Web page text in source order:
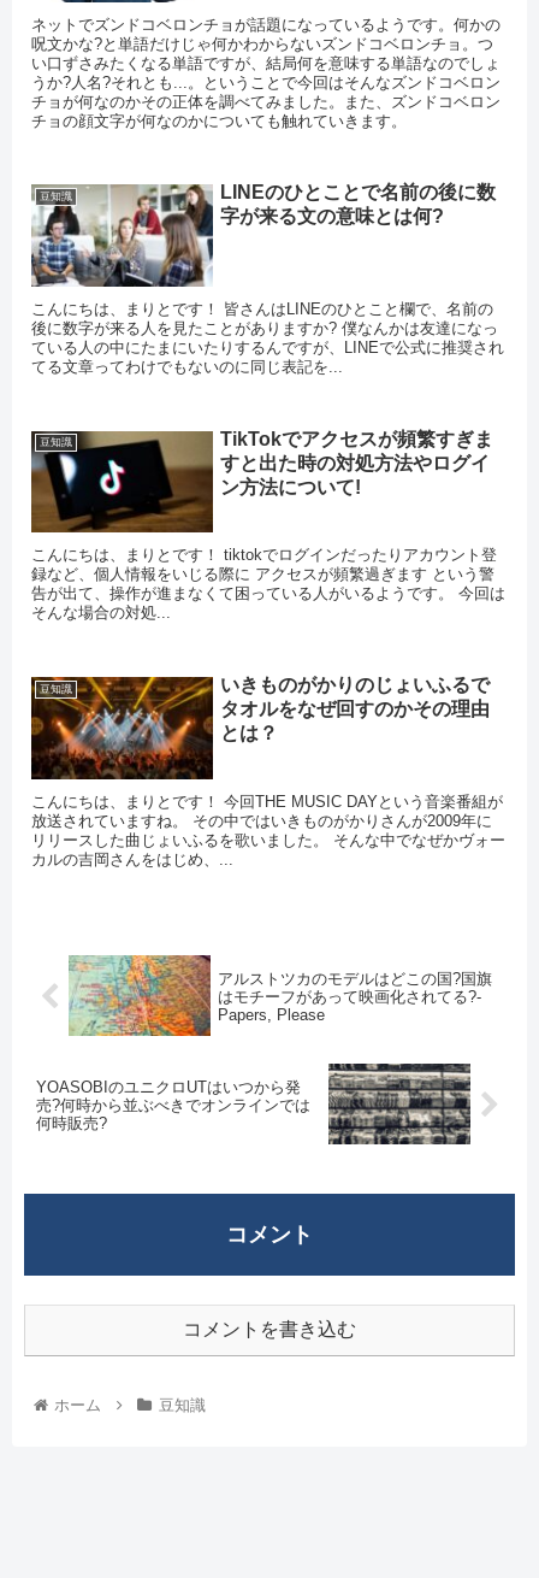
ネットでズンドコベロンチョが話題になっているようです。何かの
呪文かな?と単語だけじゃ何かわからないズンドコベロンチョ。つ
い口ずさみたくなる単語ですが、結局何を意味する単語なのでしょ
うか?人名?それとも...。ということで今回はそんなズンドコベロン
チョが何なのかその正体を調べてみました。また、ズンドコベロン
チョの顔文字が何なのかについても触れていきます。
豆知識
LINEのひとことで名前の後に数
字が来る文の意味とは何?
こんにちは、まりとです！ 皆さんはLINEのひとこと欄で、名前の
後に数字が来る人を見たことがありますか? 僕なんかは友達になっ
ている人の中にたまにいたりするんですが、LINEで公式に推奨され
てる文章ってわけでもないのに同じ表記を...
豆知識
TikTokでアクセスが頻繁すぎま
すと出た時の対処方法やログイ
ン方法について!
こんにちは、まりとです！ tiktokでログインだったりアカウント登
録など、個人情報をいじる際に アクセスが頻繁過ぎます という警
告が出て、操作が進まなくて困っている人がいるようです。 今回は
そんな場合の対処...
豆知識
いきものがかりのじょいふるで
タオルをなぜ回すのかその理由
とは？
こんにちは、まりとです！ 今回THE MUSIC DAYという音楽番組が
放送されていますね。 その中ではいきものがかりさんが2009年に
リリースした曲じょいふるを歌いました。 そんな中でなぜかヴォー
カルの吉岡さんをはじめ、...
アルストツカのモデルはどこの国?国旗
はモチーフがあって映画化されてる?-
Papers, Please
YOASOBIのユニクロUTはいつから発
売?何時から並ぶべきでオンラインでは
何時販売?
コメント
コメントを書き込む
ホーム 豆知識